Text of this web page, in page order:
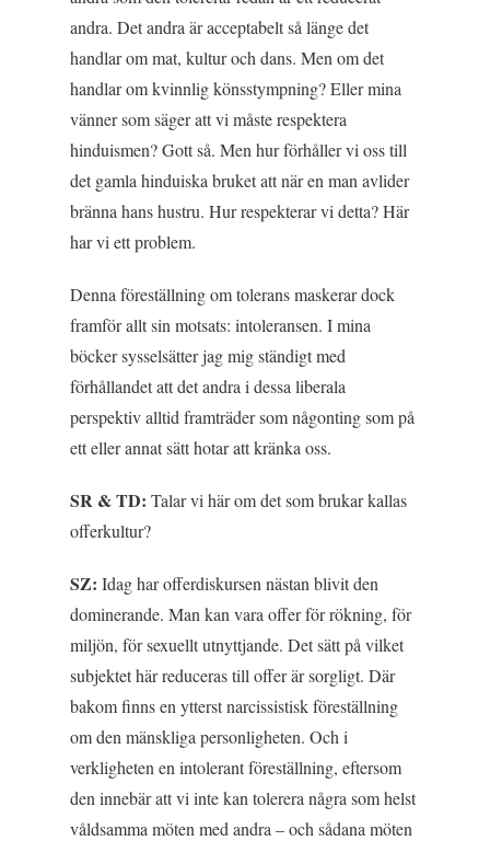
andra. Det andra är acceptabelt så länge det
handlar om mat, kultur och dans. Men om det
handlar om kvinnlig könsstympning? Eller mina
vänner som säger att vi måste respektera
hinduismen? Gott så. Men hur förhåller vi oss till
det gamla hinduiska bruket att när en man avlider
bränna hans hustru. Hur respekterar vi detta? Här
har vi ett problem.
Denna föreställning om tolerans maskerar dock
framför allt sin motsats: intoleransen. I mina
böcker sysselsätter jag mig ständigt med
förhållandet att det andra i dessa liberala
perspektiv alltid framträder som någonting som på
ett eller annat sätt hotar att kränka oss.
SR & TD: Talar vi här om det som brukar kallas
offerkultur?
SZ: Idag har offerdiskursen nästan blivit den
dominerande. Man kan vara offer för rökning, för
miljön, för sexuellt utnyttjande. Det sätt på vilket
subjektet här reduceras till offer är sorgligt. Där
bakom finns en ytterst narcissistisk föreställning
om den mänskliga personligheten. Och i
verkligheten en intolerant föreställning, eftersom
den innebär att vi inte kan tolerera några som helst
våldsamma möten med andra – och sådana möten